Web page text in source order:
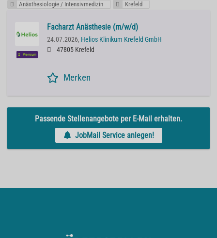
Anästhesiologie / Intensivmedizin Krefeld
Premium
Facharzt Anästhesie (m/w/d)
24.07.2026, Helios Klinikum Krefeld GmbH
47805 Krefeld
Merken
Passende Stellenangebote per E-Mail erhalten.
JobMail Service anlegen!